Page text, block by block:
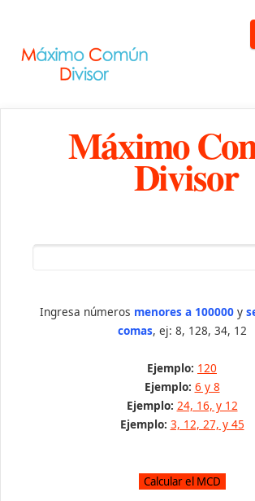
Máximo
Divisor
Ingresa números menores a 100000y
comas, ej: 8, 128, 34, 12
Ejemplo: 120
Ejemplo: 6 y 8
Ejemplo: 24, 16, y 12
Ejemplo: 3, 12, 27, y 45